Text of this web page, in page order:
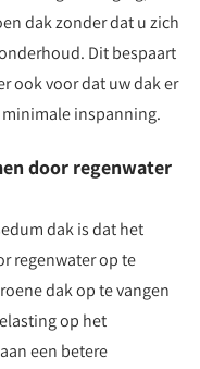
dak zonder dat u zich
Dit bespaart
ook voor dat uw dak er
inspanning.
door regenwater
dak is dat het
regenwater op te
dak op te vangen
op het
een betere